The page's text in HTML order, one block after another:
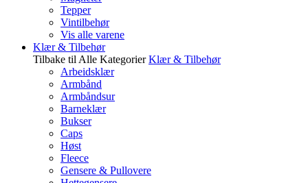
Tepper
Vintilbehør
Vis alle varene
Klær & Tilbehør
Tilbake til Alle Kategorier Klær & Tilbehør
Arbeidsklær
Armbånd
Armbåndsur
Barneklær
Bukser
Caps
Høst
Fleece
Gensere & Pullovere